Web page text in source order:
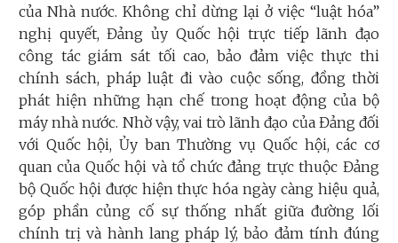
của Nhà nước. Không chỉ dừng lại ở việc “luật hóa”
nghị quyết, Đảng ủy Quốc hội trực tiếp lãnh đạo
công tác giám sát tối cao, bảo đảm việc thực thi
chính sách, pháp luật đi vào cuộc sống, đồng thời
phát hiện những hạn chế trong hoạt động của bộ
máy nhà nước. Nhờ vậy, vai trò lãnh đạo của Đảng đối
với Quốc hội, Ủy ban Thường vụ Quốc hội, các cơ
quan của Quốc hội và tổ chức đảng trực thuộc Đảng
bộ Quốc hội được hiện thực hóa ngày càng hiệu quả,
góp phần củng cố sự thống nhất giữa đường lối
chính trị và hành lang pháp lý, bảo đảm tính đúng